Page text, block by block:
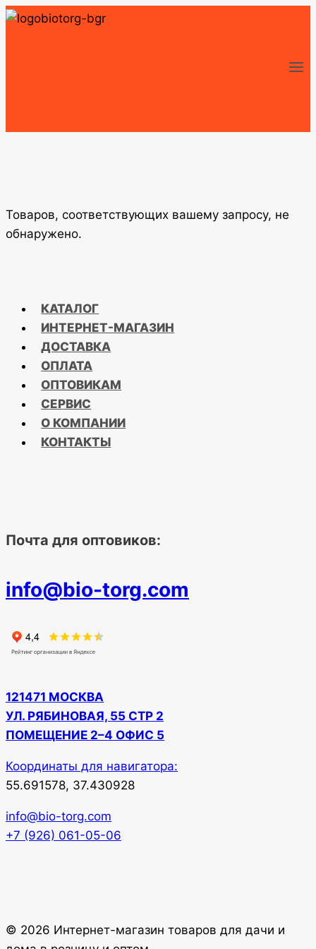
Перейти
Товаров, соответствующих вашему запросу, не
обнаружено.
КАТАЛОГ
ИНТЕРНЕТ-МАГАЗИН
ДОСТАВКА
ОПЛАТА
ОПТОВИКАМ
СЕРВИС
О КОМПАНИИ
КОНТАКТЫ
Почта для оптовиков:
info@bio-torg.com
121471 МОСКВА
УЛ. РЯБИНОВАЯ, 55 СТР 2
ПОМЕЩЕНИЕ 2–4 ОФИС 5
Координаты для навигатора:
55.691578, 37.430928
info@bio-torg.com
+7 (926) 061-05-06
© 2026 Интернет-магазин товаров для дачи и